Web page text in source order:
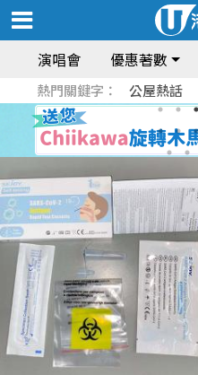
演唱會 優惠著數
熱門關鍵字： 公屋熱話